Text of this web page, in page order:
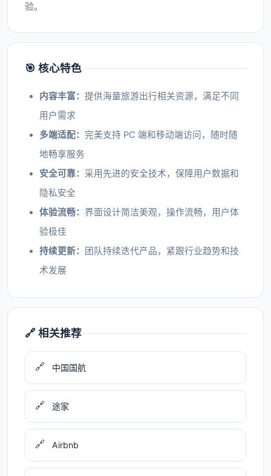
验。
🎯 核心特色
内容丰富： 提供海量旅游出行相关资源，满足不同
用户需求
多端适配： 完美支持 PC 端和移动端访问，随时随
地畅享服务
安全可靠： 采用先进的安全技术，保障用户数据和
隐私安全
体验流畅： 界面设计简洁美观，操作流畅，用户体
验极佳
持续更新：
团队持续迭代产品，紧跟行业趋势和技
术发展
🔗 相关推荐
🔗 中国国航
🔗 途家
🔗 Airbnb